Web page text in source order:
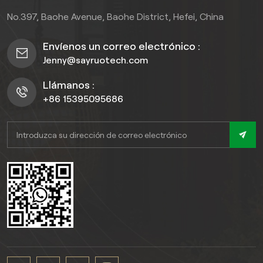
con aspecto de madera
imitaciones de mármol, lo
que le permite realzar
interior.
No.397, Baohe Avenue, Baohe District, Hefei, China
Envíenos un correo electrónico :
Jenny@sayruotech.com
Llámanos :
+86 15395095686